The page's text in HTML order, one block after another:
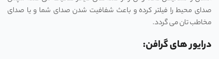
صدای محیط را فیلتر کرده و باعث شفافیت شدن صدای شما و یا صدای
مخاطب تان می گردد.
درایور های گرافن: